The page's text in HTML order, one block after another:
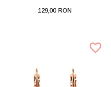
129,00 RON